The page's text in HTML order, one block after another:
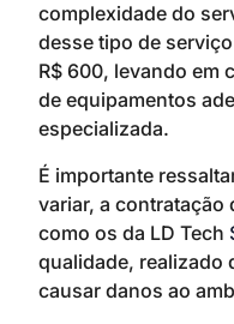
complexidade do
desse tipo de
R$ 600, levando em
de equipamentos
especializada.
É importante
variar, a
como os da LD Tech
qualidade, realizado
causar danos ao